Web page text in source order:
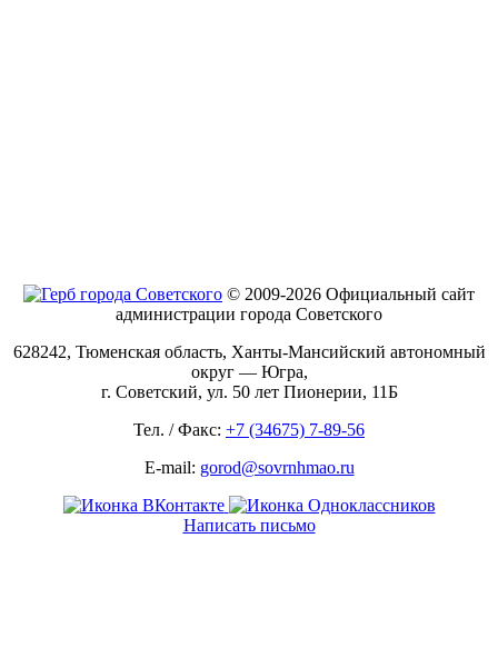
© 2009-2026 Официальный сайт
администрации города Советского
628242, Тюменская область, Ханты-Мансийский автономный
округ — Югра,
г. Советский, ул. 50 лет Пионерии, 11Б
Тел. / Факс: +7 (34675) 7-89-56
E-mail: gorod@sovrnhmao.ru
Написать письмо